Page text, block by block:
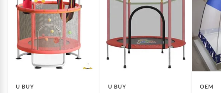
U BUY U BUY OEM